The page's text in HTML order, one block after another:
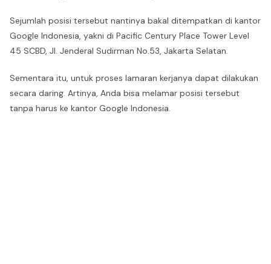
Sejumlah posisi tersebut nantinya bakal ditempatkan di kantor
Google Indonesia, yakni di Pacific Century Place Tower Level
45 SCBD, Jl. Jenderal Sudirman No.53, Jakarta Selatan.
Sementara itu, untuk proses lamaran kerjanya dapat dilakukan
secara daring. Artinya, Anda bisa melamar posisi tersebut
tanpa harus ke kantor Google Indonesia.